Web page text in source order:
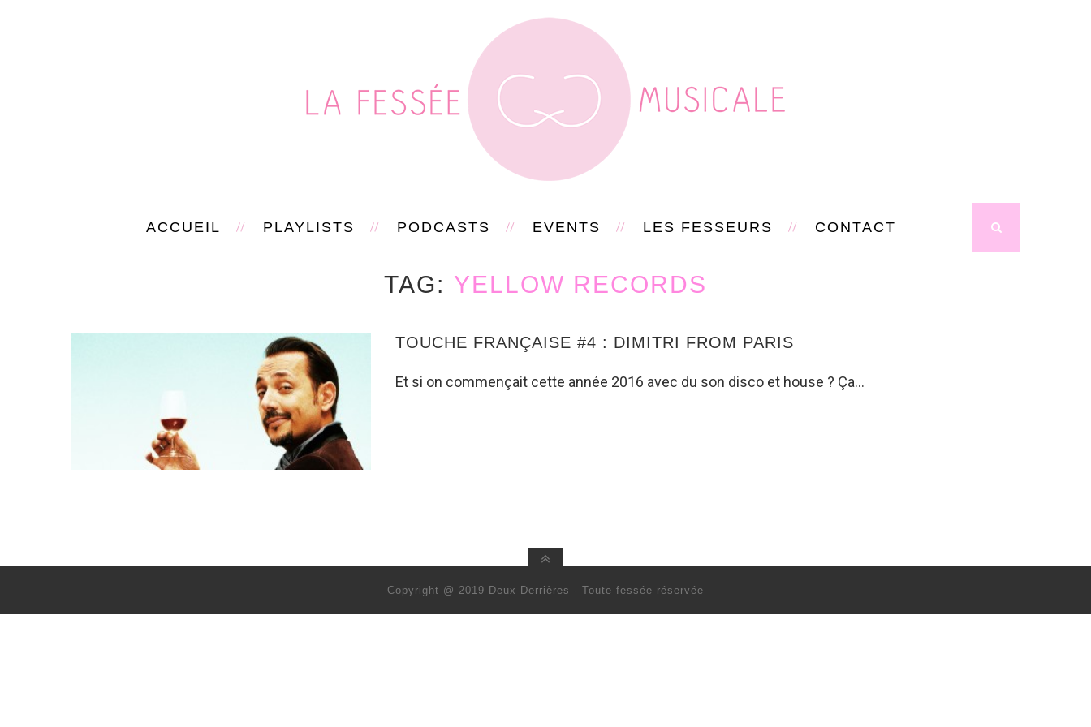
ACCUEIL PLAYLISTS PODCASTS EVENTS LES FESSEURS CONTACT
TAG YELLOW RECORDS
TOUCHE FRANÇAISE #4 : DIMITRI FROM PARIS
Et si on commençait cette année 2016 avec du son disco et house ? Ça…
Copyright @ 2019 Deux Derrières - Toute fessée réservée